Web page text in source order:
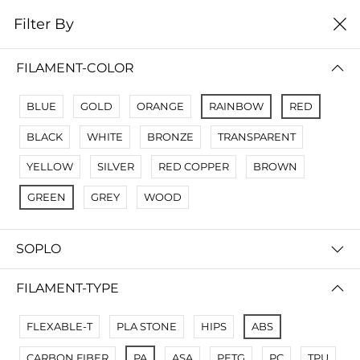
0
No Results
Not Found Filters1
Not Found Filters2
Filter By
FILAMENT-COLOR
BLUE GOLD ORANGE RAINBOW RED
BLACK WHITE BRONZE TRANSPARENT
YELLOW SILVER RED COPPER BROWN
GREEN GREY WOOD
SOPLO
FILAMENT-TYPE
FLEXABLE-T PLA STONE HIPS ABS